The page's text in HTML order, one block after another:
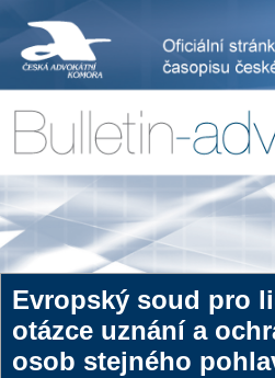
Evropský soud pro
otázce uznání a
osob stejného